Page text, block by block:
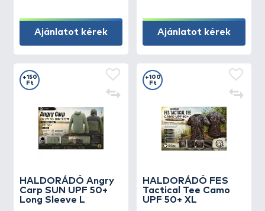
Ajánlatot kérek Ajánlatot kérek
HALDORÁDÓ Angry
Carp SUN UPF 50+
Long Sleeve L
+150
Ft
HALDORÁDÓ FES
Tactical Tee Camo
UPF 50+ XL
+100
Ft